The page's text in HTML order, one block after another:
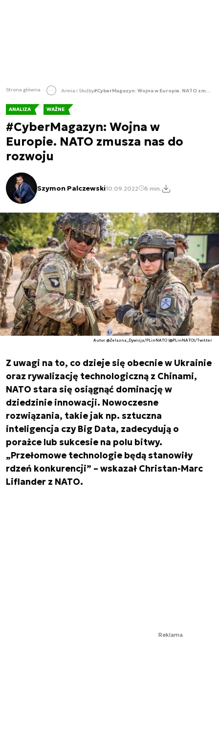
Strona główna Armia i Służby #CyberMagazyn: Wojna w Europie. NATO zmusza nas do rozwoju
ANALIZA WAŻNE
#CyberMagazyn: Wojna w
Europie. NATO zmusza nas do
rozwoju
Szymon Palczewski10.09.2022 6 min.
Autor. @Zelazna_Dywizja/PLinNATO (@PLinNATO)/Twitter
Z uwagi na to, co dzieje się obecnie w Ukrainie
oraz rywalizację technologiczną z Chinami,
NATO stara się osiągnąć dominację w
dziedzinie innowacji. Nowoczesne
rozwiązania, takie jak np. sztuczna
inteligencja czy Big Data, zadecydują o
porażce lub sukcesie na polu bitwy.
„Przełomowe technologie będą stanowiły
rdzeń konkurencji” – wskazał Christan-Marc
Liflander z NATO.
Reklama